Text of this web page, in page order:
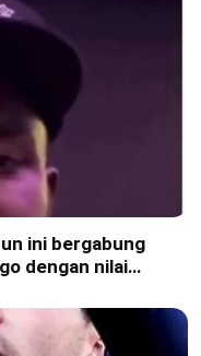
ini bergabung
dengan nilai